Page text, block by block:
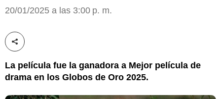
20/01/2025 a las 3:00 p. m.
Compartir esta noticia
La película fue la ganadora a Mejor película de
drama en los Globos de Oro 2025.